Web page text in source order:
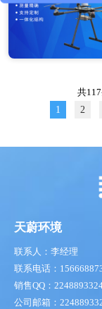
共
1
2
天蔚环境
联系人：李经理
联系电话：
销售QQ：
公司邮箱：